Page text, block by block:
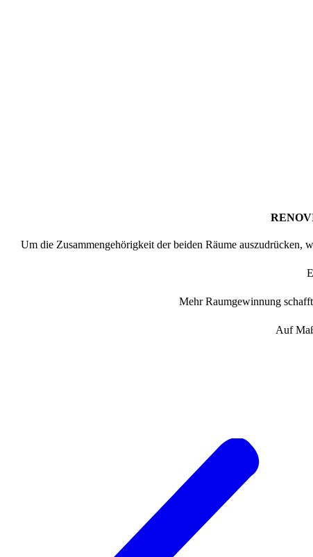
Um die Zusammengehörigkeit der beiden Räume auszudrücken,
Mehr Raumgewinnung
Auf